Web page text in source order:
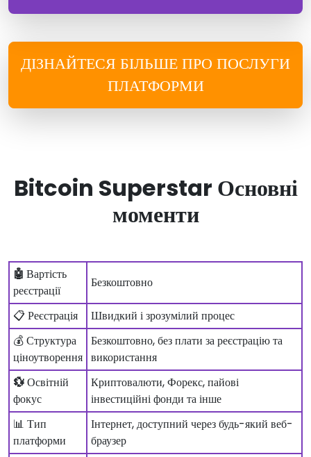
ДІЗНАЙТЕСЯ БІЛЬШЕ ПРО ПОСЛУГИ
ПЛАТФОРМИ
Bitcoin Superstar Основні
моменти
🤖 Вартість
реєстрації
Безкоштовно
📋 Реєстрація
Швидкий і зрозумілий процес
💰 Структура
ціноутворення
Безкоштовно, без плати за реєстрацію та
використання
💱Освітній
фокус
Криптовалюти, Форекс, пайові
інвестиційні фонди та інше
📊 Тип
платформи
Інтернет, доступний через будь-який веб-
браузер